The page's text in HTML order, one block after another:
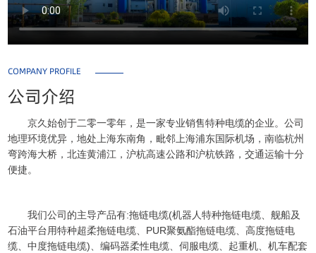
COMPANY PROFILE
公司介绍
京久始创于二零一零年，是一家专业销售特种电缆的企业。公司
地理环境优异，地处上海东南角，毗邻上海浦东国际机场，南临杭州
弯跨海大桥，北连黄浦江，沪杭高速公路和沪杭铁路，交通运输十分
便捷。
我们公司的主导产品有:拖链电缆(机器人特种拖链电缆、舰船及
石油平台用特种超柔拖链电缆、PUR聚氨酯拖链电缆、高度拖链电
缆、中度拖链电缆)、编码器柔性电缆、伺服电缆、起重机、机车配套